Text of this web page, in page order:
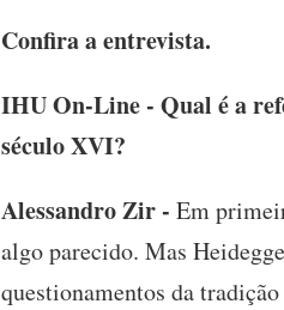
Confira a entrevista.
IHU On-Line - Qual é a
século XVI?
Alessandro Zir - Em
algo parecido. Mas
questionamentos da